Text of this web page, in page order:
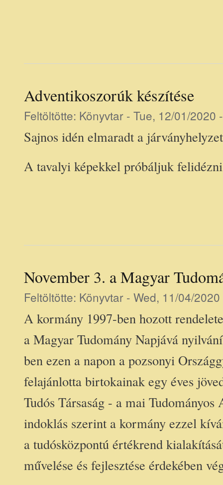
Adventikoszorúk készítése
Feltöltötte: Könyvtar - Tue, 12/01/2020
Sajnos idén elmaradt a
A tavalyi képekkel próbáljuk
November 3. a Magyar
Feltöltötte: Könyvtar - Wed, 11/04/
A kormány 1997-ben hozott
a Magyar Tudomány Napjává
ben ezen a napon a pozsonyi
felajánlotta birtokainak egy éves
Tudós Társaság - a mai
indoklás szerint a kormány ezzel
a tudósközpontú értékrend
művelése és fejlesztése érdekében